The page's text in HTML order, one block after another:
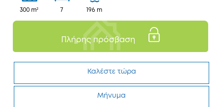
300 m² 7 196 m
Πλήρης πρόσβαση
Καλέστε τώρα
Μήνυμα